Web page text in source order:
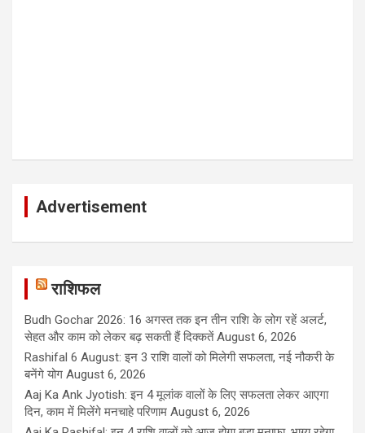
Advertisement
राशिफल
Budh Gochar 2026: 16 अगस्त तक इन तीन राशि के लोग रहें अलर्ट,
सेहत और काम को लेकर बढ़ सकती हैं दिक्कतें August 6, 2026
Rashifal 6 August: इन 3 राशि वालों को मिलेगी सफलता, नई नौकरी के
बनेंगे योग August 6, 2026
Aaj Ka Ank Jyotish: इन 4 मूलांक वालों के लिए सफलता लेकर आएगा
दिन, काम में मिलेंगे मनचाहे परिणाम August 6, 2026